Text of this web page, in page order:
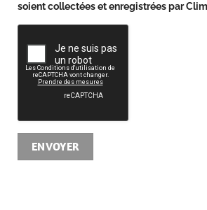
soient collectées et enregistrées par